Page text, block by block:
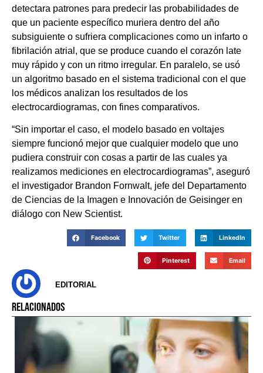
detectara patrones para predecir las probabilidades de
que un paciente específico muriera dentro del año
subsiguiente o sufriera complicaciones como un infarto o
fibrilación atrial, que se produce cuando el corazón late
muy rápido y con un ritmo irregular. En paralelo, se usó
un algoritmo basado en el sistema tradicional con el que
los médicos analizan los resultados de los
electrocardiogramas, con fines comparativos.
“Sin importar el caso, el modelo basado en voltajes
siempre funcionó mejor que cualquier modelo que uno
pudiera construir con cosas a partir de las cuales ya
realizamos mediciones en electrocardiogramas”, aseguró
el investigador Brandon Fornwalt, jefe del Departamento
de Ciencias de la Imagen e Innovación de Geisinger en
diálogo con New Scientist.
Facebook Twitter LinkedIn
Pinterest Email
EDITORIAL
RELACIONADOS